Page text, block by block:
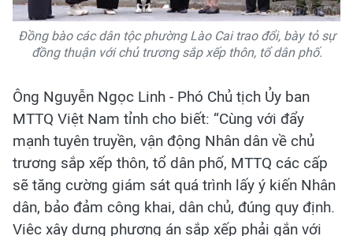
Đồng bào các dân tộc phường Lào Cai trao đổi, bày tỏ sự
đồng thuận với chủ trương sắp xếp thôn, tổ dân phố.
Ông Nguyễn Ngọc Linh - Phó Chủ tịch Ủy ban
MTTQ Việt Nam tỉnh cho biết: “Cùng với đẩy
mạnh tuyên truyền, vận động Nhân dân về chủ
trương sắp xếp thôn, tổ dân phố, MTTQ các cấp
sẽ tăng cường giám sát quá trình lấy ý kiến Nhân
dân, bảo đảm công khai, dân chủ, đúng quy định.
Việc xây dựng phương án sắp xếp phải gắn với